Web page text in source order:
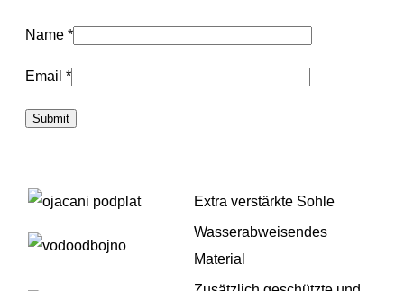
Name *
Email *
Extra verstärkte Sohle
Wasserabweisendes
Material